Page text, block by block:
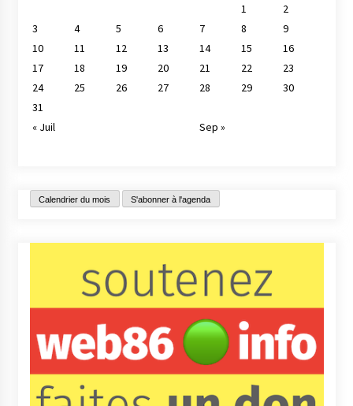
1
2
3
4 5 6 7 8
9
10
11 12 13 14 15
16
17
18 19 20 21 22
23
24
25 26 27 28 29
30
31
« Juil
Sep »
Calendrier du mois S'abonner à l'agenda